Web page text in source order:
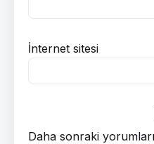
İnternet sitesi
Daha sonraki